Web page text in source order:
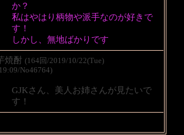
か？
私はやはり柄物や派手なのが好きで
す！
しかし、無地ばかりです
焼酎 (164回/2019/10/22(Tue)
No46764)
GJKさん、美人お姉さんが見たいで
す！